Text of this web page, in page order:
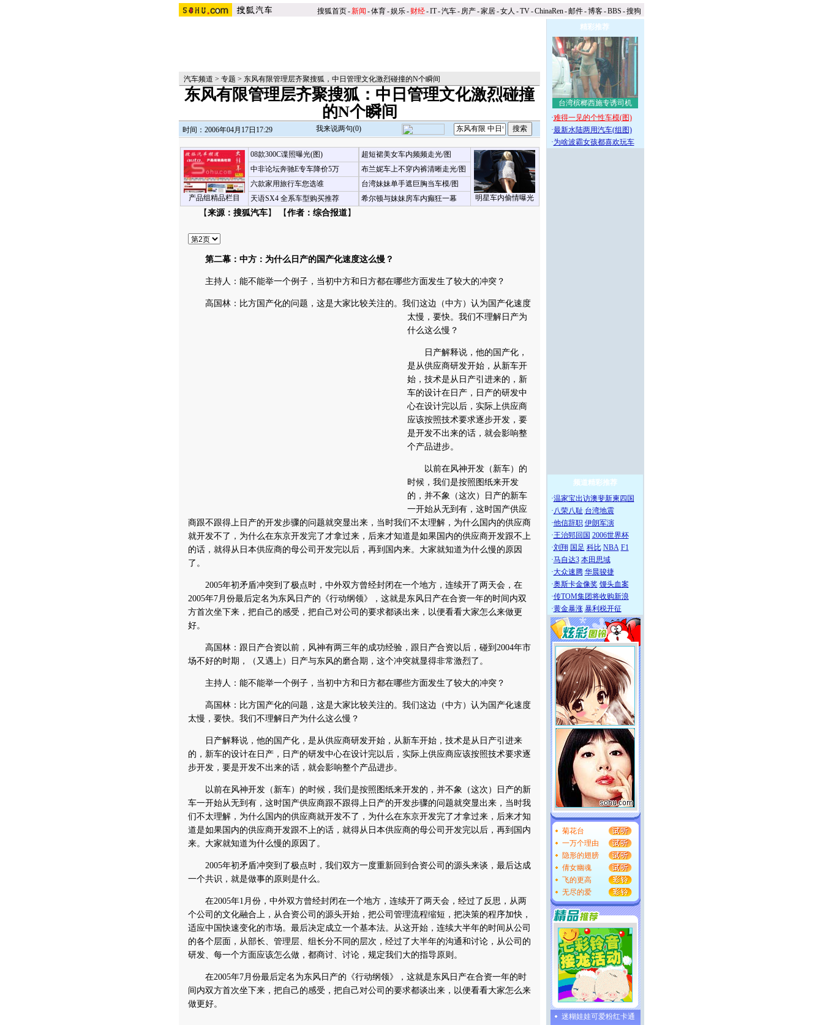
搜狐首页-新闻 -体育-娱乐- 财经-IT-汽车- 房产-家居-女人 -TV-ChinaRen-邮件-博客-BBS -搜狗
汽车频道 > 专题 > 东风有限管理层齐聚搜狐，中日管理文化激烈碰撞的N个瞬间
东风有限管理层齐聚搜狐：中日管理文化激烈碰撞
的N个瞬间
时间：2006年04月17日17:29 我来说两句(0)
产品组精品栏目
08款300C谍照曝光(图)
中非论坛奔驰E专车降价5万
六款家用旅行车您选谁
天语SX4 全系车型购买推荐
超短裙美女车内频频走光/图
明星车内偷情曝光
布兰妮车上不穿内裤清晰走光/图
台湾妹妹单手遮巨胸当车模/图
希尔顿与妹妹房车内癫狂一幕
【来源：搜狐汽车】 【作者：综合报道】
第二幕：中方：为什么日产的国产化速度这么慢？
主持人：能不能举一个例子，当初中方和日方都在哪些方面发生了较大的冲突？
高国林：比方国产化的问题，这是大家比较关注的。 我们这边（中方）认为国产化速度
太慢，要快。我们不理解日产为
什么这么慢？
日产解释说，他的国产化，
是从供应商研发开始，从新车开
始，技术是从日产引进来的，新
车的设计在日产，日产的研发中
心在设计完以后，实际上供应商
应该按照技术要求逐步开发，要
是开发不出来的话，就会影响整
个产品进步。
以前在风神开发（新车）的
时候，我们是按照图纸来开发
的，并不象（这次）日产的新车
一开始从无到有，这时国产供应
商跟不跟得上日产的开发步骤的问题就突显出来，当时我们不太理解，为什么国内的供应商
就开发不了，为什么在东京开发完了才拿过来，后来才知道是如果国内的供应商开发跟不上
的话，就得从日本供应商的母公司开发完以后，再到国内来。大家就知道为什么慢的原因
了。
2005年初矛盾冲突到了极点时，中外双方曾经封闭在一个地方，连续开了两天会，在
2005年7月份最后定名为东风日产的《行动纲领》，这就是东风日产在合资一年的时间内双
方首次坐下来，把自己的感受，把自己对公司的要求都谈出来，以便看看大家怎么来做更
好。
高国林：跟日产合资以前，风神有两三年的成功经验，跟日产合资以后，碰到2004年市
场不好的时期，（又遇上）日产与东风的磨合期，这个冲突就显得非常激烈了。
主持人：能不能举一个例子，当初中方和日方都在哪些方面发生了较大的冲突？
高国林：比方国产化的问题，这是大家比较关注的。我们这边（中方）认为国产化速度
太慢，要快。我们不理解日产为什么这么慢？
日产解释说，他的国产化，是从供应商研发开始，从新车开始，技术是从日产引进来
的，新车的设计在日产，日产的研发中心在设计完以后，实际上供应商应该按照技术要求逐
步开发，要是开发不出来的话，就会影响整个产品进步。
以前在风神开发（新车）的时候，我们是按照图纸来开发的，并不象（这次）日产的新
车一开始从无到有，这时国产供应商跟不跟得上日产的开发步骤的问题就突显出来，当时我
们不太理解，为什么国内的供应商就开发不了，为什么在东京开发完了才拿过来，后来才知
道是如果国内的供应商开发跟不上的话，就得从日本供应商的母公司开发完以后，再到国内
来。大家就知道为什么慢的原因了。
2005年初矛盾冲突到了极点时，我们双方一度重新回到合资公司的源头来谈，最后达成
一个共识，就是做事的原则是什么。
在2005年1月份，中外双方曾经封闭在一个地方，连续开了两天会，经过了反思，从两
个公司的文化融合上，从合资公司的源头开始，把公司管理流程缩短，把决策的程序加快，
适应中国快速变化的市场。最后决定成立一个基本法。从这开始，连续大半年的时间从公司
的各个层面，从部长、管理层、组长分不同的层次，经过了大半年的沟通和讨论，从公司的
研发、每一个方面应该怎么做，都商讨、讨论，规定我们大的指导原则。
在2005年7月份最后定名为东风日产的《行动纲领》，这就是东风日产在合资一年的时
间内双方首次坐下来，把自己的感受，把自己对公司的要求都谈出来，以便看看大家怎么来
做更好。
精彩推荐
台湾槟榔西施专诱司机
·难得一见的个性车模(图)
·最新水陆两用汽车(组图)
·为啥波霸女孩都喜欢玩车
频道精彩推荐
·温家宝出访澳斐新柬四国
·八荣八耻 台湾地震
·他信辞职 伊朗军演
·王治郅回国 2006世界杯
·刘翔 国足 科比 NBA F1
·马自达3 本田思域
·大众速腾 华晨骏捷
·奥斯卡金像奖 馒头血案
·传TOM集团将收购新浪
·黄金暴涨 暴利税开征
菊花台
一万个理由
隐形的翅膀
倩女幽魂
飞的更高
无尽的爱
迷糊娃娃可爱粉红卡通